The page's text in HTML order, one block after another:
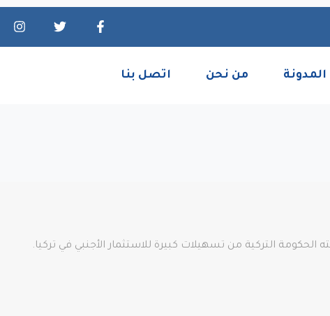
المدونة من نحن اتصل بنا
الحكومة التركية من تسهيلات كبيرة للاستثمار الأجنبي في تركيا.